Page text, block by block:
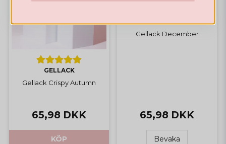
GELLACK
Gellack Crispy Autumn
65,98 DKK
KÖP
GELLACK
Gellack December
65,98 DKK
Bevaka